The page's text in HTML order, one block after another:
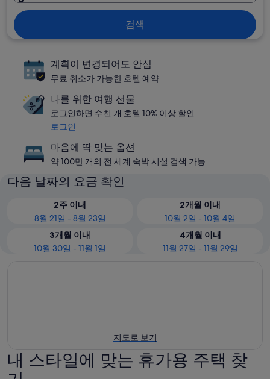
검색
계획이 변경되어도 안심
무료 취소가 가능한 호텔 예약
나를 위한 여행 선물
로그인하면 수천 개 호텔 10% 이상 할인
로그인
마음에 딱 맞는 옵션
약 100만 개의 전 세계 숙박 시설 검색 가능
다음 날짜의 요금 확인
2주 이내
8월 21일 - 8월 23일
2개월 이내
10월 2일 - 10월 4일
3개월 이내
10월 30일 - 11월 1일
4개월 이내
11월 27일 - 11월 29일
지도로 보기
내 스타일에 맞는 휴가용 주택 찾